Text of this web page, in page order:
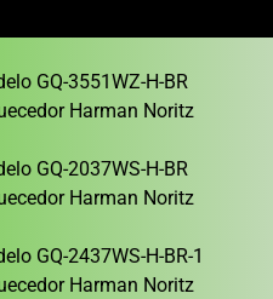
GQ-3551WZ-H-BR
Harman Noritz
GQ-2037WS-H-BR
Harman Noritz
GQ-2437WS-H-BR-1
Harman Noritz